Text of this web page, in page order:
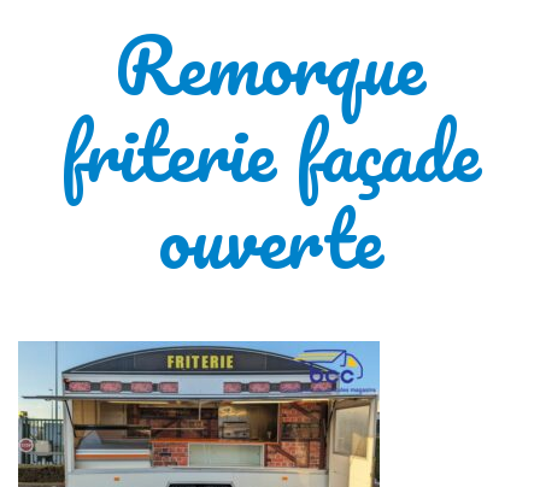
Remorque
friterie façade
ouverte